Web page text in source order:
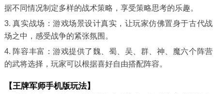
据不同情况制定多样的战术策略，享受策略思考的乐趣。
3. 真实战场：游戏场景设计真实，让玩家仿佛置身于古代战
场之中，感受战争的紧张氛围。
4. 阵容丰富：游戏提供了魏、蜀、吴、群、神、魔六个阵营
的武将选择，玩家可以根据喜好自由搭配阵容。
【王牌军师手机版玩法】